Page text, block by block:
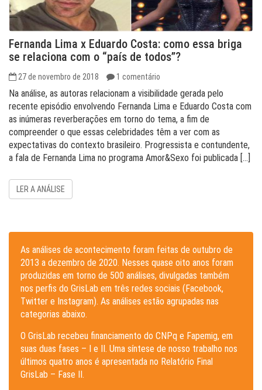
Fernanda Lima x Eduardo Costa: como essa briga
se relaciona com o “país de todos”?
27 de novembro de 2018 1 comentário
Na análise, as autoras relacionam a visibilidade gerada pelo
recente episódio envolvendo Fernanda Lima e Eduardo Costa com
as inúmeras reverberações em torno do tema, a fim de
compreender o que essas celebridades têm a ver com as
expectativas do contexto brasileiro. Progressista e contundente,
a fala de Fernanda Lima no programa Amor&Sexo foi publicada […]
LER A ANÁLISE
As análises de acontecimento foram feitas de outubro de
2013 a dezembro de 2020. Nesses quase oito anos foram
produzidas em torno de 500 análises, divulgadas também
nos perfis do GrisLab em três redes sociais (Facebook,
Twitter e Instagram). As análises estão agrupadas nas
categorias abaixo.
O GrisLab recebeu financiamento do CNPq e Fapemig, em
suas duas fases – I e II. Uma síntese de nosso trabalho nos
últimos quatro anos é apresentada no Relatório Final
GrisLab – Fase II.